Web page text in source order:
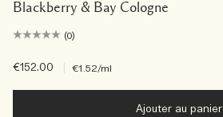
Blackberry & Bay Cologne
(0)
€152.00 €1.52/ml
Ajouter au panier